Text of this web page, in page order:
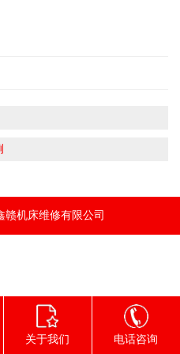
机床维修有限公司
关于我们 电话咨询